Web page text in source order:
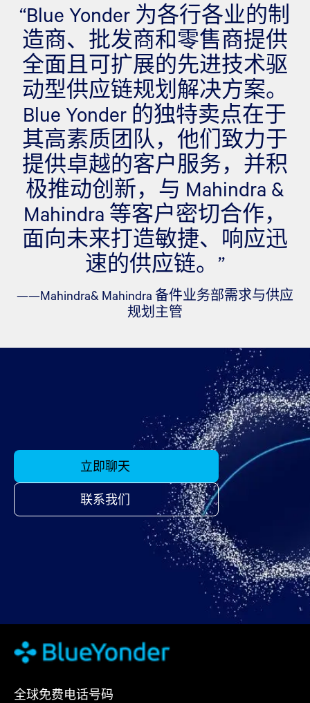
“Blue Yonder 为各行各业的制
造商、批发商和零售商提供
全面且可扩展的先进技术驱
动型供应链规划解决方案。
Blue Yonder 的独特卖点在于
其高素质团队，他们致力于
提供卓越的客户服务，并积
极推动创新，与 Mahindra &
Mahindra 等客户密切合作，
面向未来打造敏捷、响应迅
速的供应链。”
——Mahindra& Mahindra 备件业务部需求与供应
规划主管
立即聊天
联系我们
全球免费电话号码